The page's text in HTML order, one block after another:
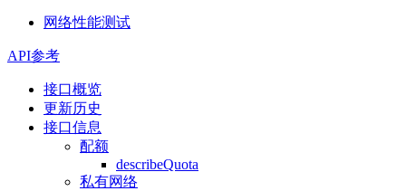
网络性能测试
API参考
接口概览
更新历史
接口信息
配额
describeQuota
私有网络